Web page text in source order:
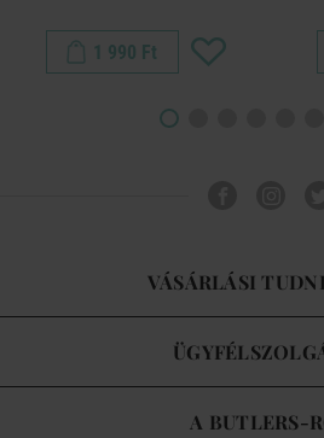
1 990 Ft
VÁSÁRLÁSI
A BUTLERS-